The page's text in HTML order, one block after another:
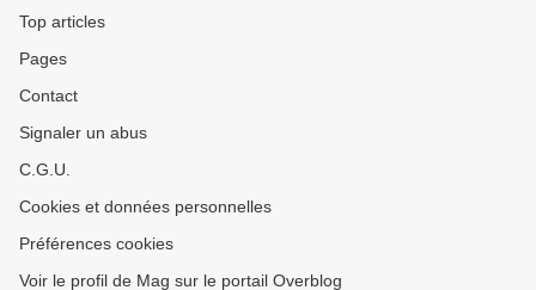
Top articles
Pages
Contact
Signaler un abus
C.G.U.
Cookies et données personnelles
Préférences cookies
Voir le profil de Mag sur le portail Overblog